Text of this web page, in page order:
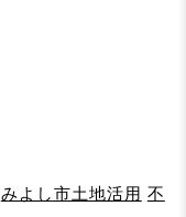
みよし市土地活用 不